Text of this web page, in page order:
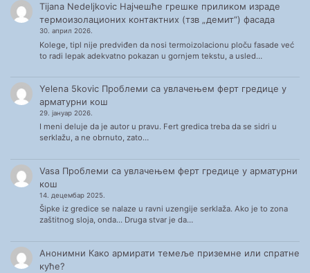
Tijana Nedeljkovic Најчешће грешке приликом израде
термоизолационих контактних (тзв „демит“) фасада
30. април 2026.
Kolege, tipl nije predviđen da nosi termoizolacionu ploču fasade već
to radi lepak adekvatno pokazan u gornjem tekstu, a usled…
Yelena 5kovic Проблеми са увлачењем ферт гредице у
арматурни кош
29. јануар 2026.
I meni deluje da je autor u pravu. Fert gredica treba da se sidri u
serklažu, a ne obrnuto, zato…
Vasa Проблеми са увлачењем ферт гредице у арматурни
кош
14. децембар 2025.
Šipke iz gredice se nalaze u ravni uzengije serklaža. Ako je to zona
zaštitnog sloja, onda... Druga stvar je da…
Анонимни Како армирати темеље приземне или спратне
куће?